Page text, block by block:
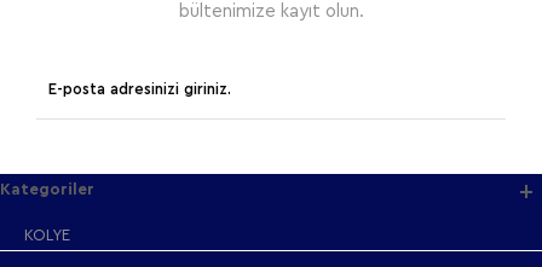
bültenimize kayıt olun.
Kategoriler
KOLYE